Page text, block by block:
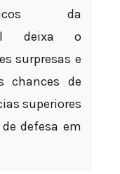
da
deixa o
surpresas e
chances de
superiores
defesa em